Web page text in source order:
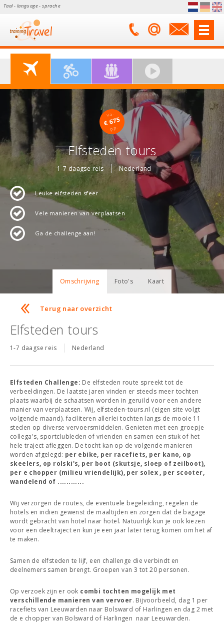
Taal - language - sprache
v.a.
€ 675
p.p.
Elfsteden tours
1-7 daagse reis Nederland
Leuke elfsteden sfeer
Vele manieren van verplaatsen
Ga de challenge aan!
Omschrijving Foto's Kaart
Terug naar overzicht
Elfsteden tours
1-7 daagse reis Nederland
Elfsteden Challenge: De elfsteden route spreekt tot de
verbeeldingen. De laatste jaren vinden er steeds meer tochten
plaats waarbij de schaatsen worden in geruild voor een andere
manier van verplaatsen. Wij, elfsteden-tours.nl (eigen site volgt
volgende maand). faciliteren allerlei tochten langs de mooie 11
steden op diverse vervoersmiddelen. Genieten met een groepje
collega's, sportclubleden of vrienden en samen een stuk of het
hele traject afleggen. De tocht kan op de volgende manieren
worden afgelegd: per ebike, per racefiets, per kano, op
skeelers, op rolski's, per boot (skutsje, sloep of zeilboot),
per e chopper (milieu vriendelijk), per solex , per scooter,
wandelend of ............
Wij verzorgen de routes, de eventuele begeleiding, regelen de
hotels en indien gewenst de maaltijden en zorgen dat de bagage
wordt gebracht van hotel naar hotel. Natuurlijk kun je ook kiezen
voor een deeltraject en kun je een jaar later terug komen om het af
te maken.
Samen de elfsteden te lijf, een challenge die verbindt en
deelnemers samen brengt. Groepen van 3 tot 20 personen.
Op verzoek zijn er ook combi tochten mogelijk met
verschillende manieren van vervoer. Bijvoorbeeld, dag 1 per
racefiets van Leeuwarden naar Bolsward of Harlingen en dag 2 met
de e chopper van Bolsward of Harlingen naar Leeuwarden.